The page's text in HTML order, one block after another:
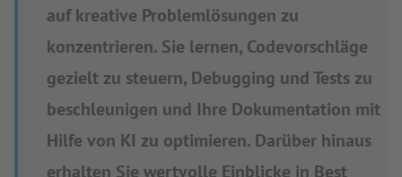
auf kreative Problemlösungen zu
konzentrieren. Sie lernen, Codevorschläge
gezielt zu steuern, Debugging und Tests zu
beschleunigen und Ihre Dokumentation mit
Hilfe von KI zu optimieren. Darüber hinaus
erhalten Sie wertvolle Einblicke in Best